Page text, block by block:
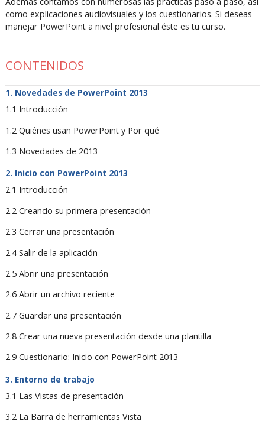
como explicaciones audiovisuales y los cuestionarios. Si deseas
manejar PowerPoint a nivel profesional éste es tu curso.
CONTENIDOS
Novedades de PowerPoint 2013
1.1 Introducción
1.2 Quiénes usan PowerPoint y Por qué
1.3 Novedades de 2013
Inicio con PowerPoint 2013
2.1 Introducción
2.2 Creando su primera presentación
2.3 Cerrar una presentación
2.4 Salir de la aplicación
2.5 Abrir una presentación
2.6 Abrir un archivo reciente
2.7 Guardar una presentación
2.8 Crear una nueva presentación desde una plantilla
2.9 Cuestionario: Inicio con PowerPoint 2013
Entorno de trabajo
3.1 Las Vistas de presentación
3.2 La Barra de herramientas Vista